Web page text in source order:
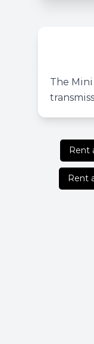
The
Rent
Rent